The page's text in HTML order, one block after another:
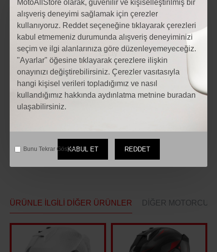
MotoAllStore olarak, güvenilir ve kişiselleştirilmiş bir
alışveriş deneyimi sağlamak için çerezler
kullanıyoruz. Reddet seçeneğine tıklayarak çerezleri
kabul etmemeniz durumunda alışveriş deneyiminizi
seçim ve ilgi alanlarınıza göre düzenleyemeyeceğiz.
"Ayarlar" öğesine tıklayarak çerezlere ilişkin
onayınızı değiştirebilirsiniz. Çerezler vasıtasıyla
hangi kişisel verileri topladığımız ve nasıl
kullandığımız hakkında aydınlatma metnine buradan
ulaşabilirsiniz.
KABUL ET REDDET
Bunu Tekrar Gösterme.
Etiketler:
Motosiklet SHARK SKWAL CUP REPLİCA ZARCO GP KAPALI
KASK
Motosiklet SHARK SKWAL CUP REPLİCA ZARCO GP KAPALI
KASK fiyatları
Motosiklet yedek parça
ÜRÜNLE İLGILI DIĞER ÜRÜNLER DIĞER